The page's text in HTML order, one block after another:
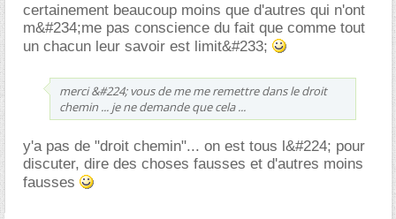
certainement beaucoup moins que d'autres qui n'ont
m&#234;me pas conscience du fait que comme tout
un chacun leur savoir est limit&#233;
merci &#224; vous de me me remettre dans le droit
chemin ... je ne demande que cela ...
y'a pas de "droit chemin"... on est tous l&#224; pour
discuter, dire des choses fausses et d'autres moins
fausses